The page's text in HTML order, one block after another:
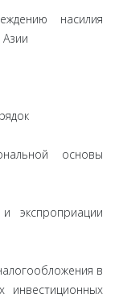
насилия
основы
экспроприации
в
инвестиционных